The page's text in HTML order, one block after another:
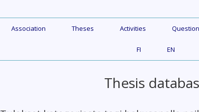
Association Theses Activities
FI EN
Thesis